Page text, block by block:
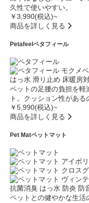
久性で使いやすい。
￥3,990(税込)~
商品を詳しく見る
Petafeelペタフィール
はっ水 滑り止め 床暖房
ペットの足腰の負担を軽
ト。クッション性がある
￥5,990(税込)~
商品を詳しく見る
Pet Matペットマット
抗菌消臭 はっ水 防炎 防
ペットとの健やかな生